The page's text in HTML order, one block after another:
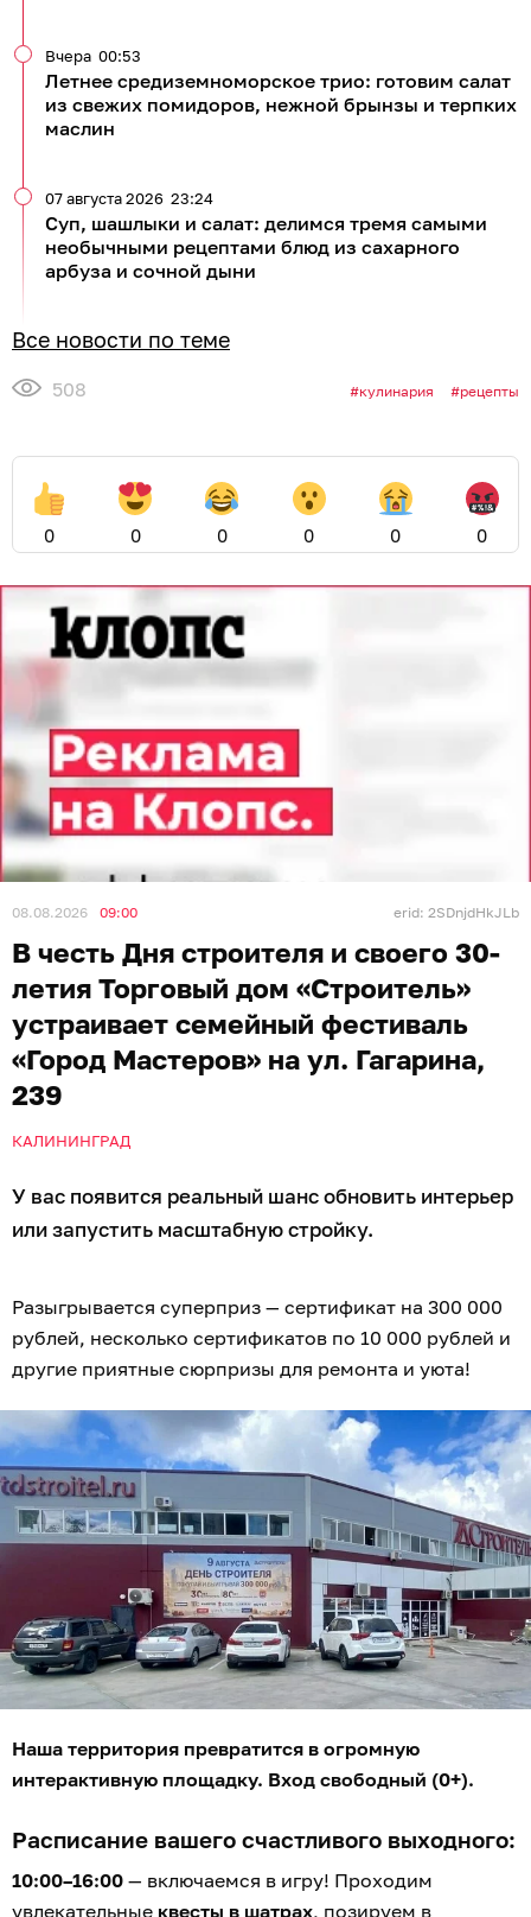
Летнее средиземноморское трио: готовим салат
из свежих помидоров, нежной брынзы и терпких
маслин
Вчера 00:53
Суп, шашлыки и салат: делимся тремя самыми
необычными рецептами блюд из сахарного
арбуза и сочной дыни
07 августа 2026 23:24
Все новости по теме
508 кулинария рецепты
0 0 0 0 0 0
08.08.2026 09:00 erid: 2SDnjdHkJLb
В честь Дня строителя и своего 30-
летия Торговый дом «Строитель»
устраивает семейный фестиваль
«Город Мастеров» на ул. Гагарина,
239
КАЛИНИНГРАД
У вас появится реальный шанс обновить интерьер
или запустить масштабную стройку.
Разыгрывается суперприз — сертификат на 300 000
рублей, несколько сертификатов по 10 000 рублей и
другие приятные сюрпризы для ремонта и уюта!
Наша территория превратится в огромную
интерактивную площадку. Вход свободный (0+).
Расписание вашего счастливого выходного:
10:00–16:00 — включаемся в игру! Проходим
увлекательные квесты в шатрах, позируем в